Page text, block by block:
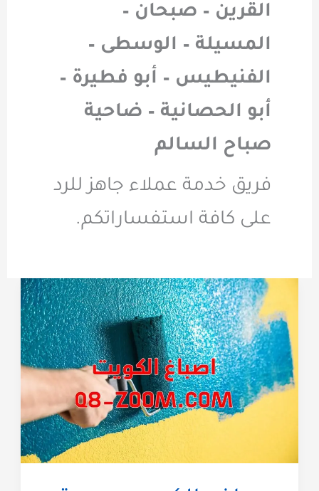
القرين – صبحان –
المسيلة – الوسطى –
الفنيطيس – أبو فطيرة –
أبو الحصانية – ضاحية
صباح السالم
فريق خدمة عملاء جاهز للرد
على كافة استفساراتكم.